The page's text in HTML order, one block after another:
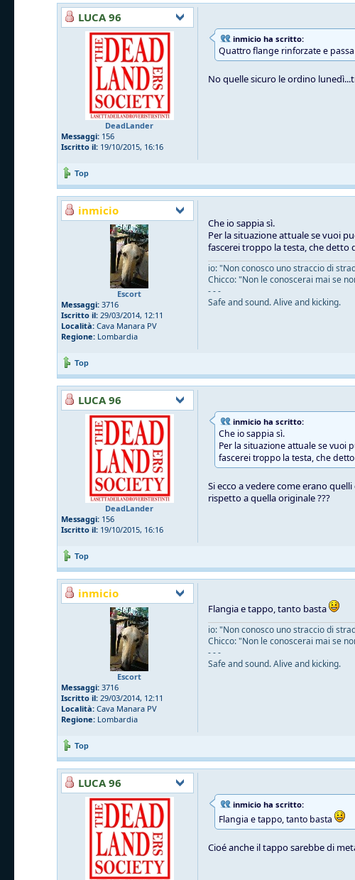
LUCA 96
DeadLander
Messaggi: 156
Iscritto il: 19/10/2015, 16:16
inmicio ha scritto:
Quattro flange rinforzate e
No quelle sicuro le ordino
Top
inmicio
Escort
Messaggi: 3716
Iscritto il: 29/03/2014, 12:11
Località: Cava Manara PV
Regione: Lombardia
Che io sappia sì.
Per la situazione attuale se vuoi
fascerei troppo la testa, che detto
io: "Non conosco uno straccio di
Chicco: "Non le conoscerai mai se
- - -
Safe and sound. Alive and kicking.
Top
LUCA 96
DeadLander
Messaggi: 156
Iscritto il: 19/10/2015, 16:16
inmicio ha scritto:
Che io sappia sì.
Per la situazione attuale se vuoi
fascerei troppo la testa, che
Si ecco a vedere come erano
rispetto a quella originale ???
Top
inmicio
Escort
Messaggi: 3716
Iscritto il: 29/03/2014, 12:11
Località: Cava Manara PV
Regione: Lombardia
Flangia e tappo, tanto basta
io: "Non conosco uno straccio di
Chicco: "Non le conoscerai mai se
- - -
Safe and sound. Alive and kicking.
Top
LUCA 96
inmicio ha scritto:
Flangia e tappo, tanto basta
Cioé anche il tappo sarebbe di